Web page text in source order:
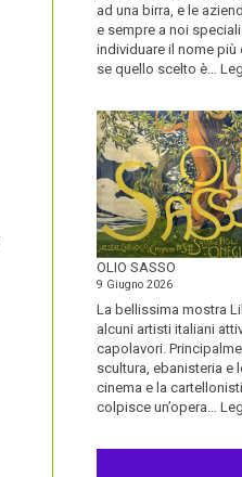
ad una birra, e le
e sempre a noi
individuare il nome più
se quello scelto è…
OLIO SASSO
9 Giugno 2026
La bellissima mostra
alcuni artisti italiani
capolavori.
scultura, ebanisteria e
cinema e la
colpisce un’opera…